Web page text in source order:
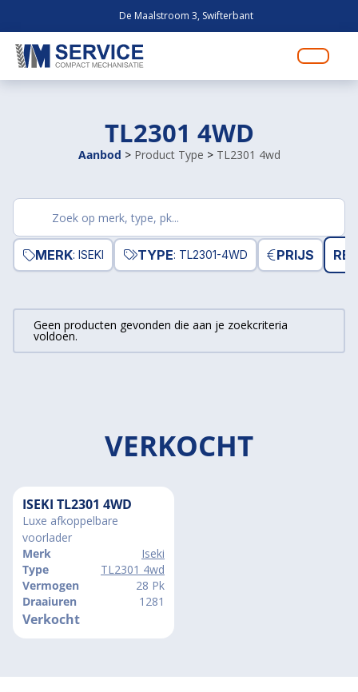
De Maalstroom 3, Swifterbant
TL2301 4WD
Aanbod > Product Type > TL2301 4wd
producten
MERK: ISEKI TYPE: TL2301-4WD PRIJS
Geen producten gevonden die aan je zoekcriteria
voldoen.
VERKOCHT
ISEKI TL2301 4WD
Luxe afkoppelbare
voorlader
Merk
Iseki
Type
TL2301 4wd
Vermogen
28 Pk
Draaiuren
1281
Verkocht